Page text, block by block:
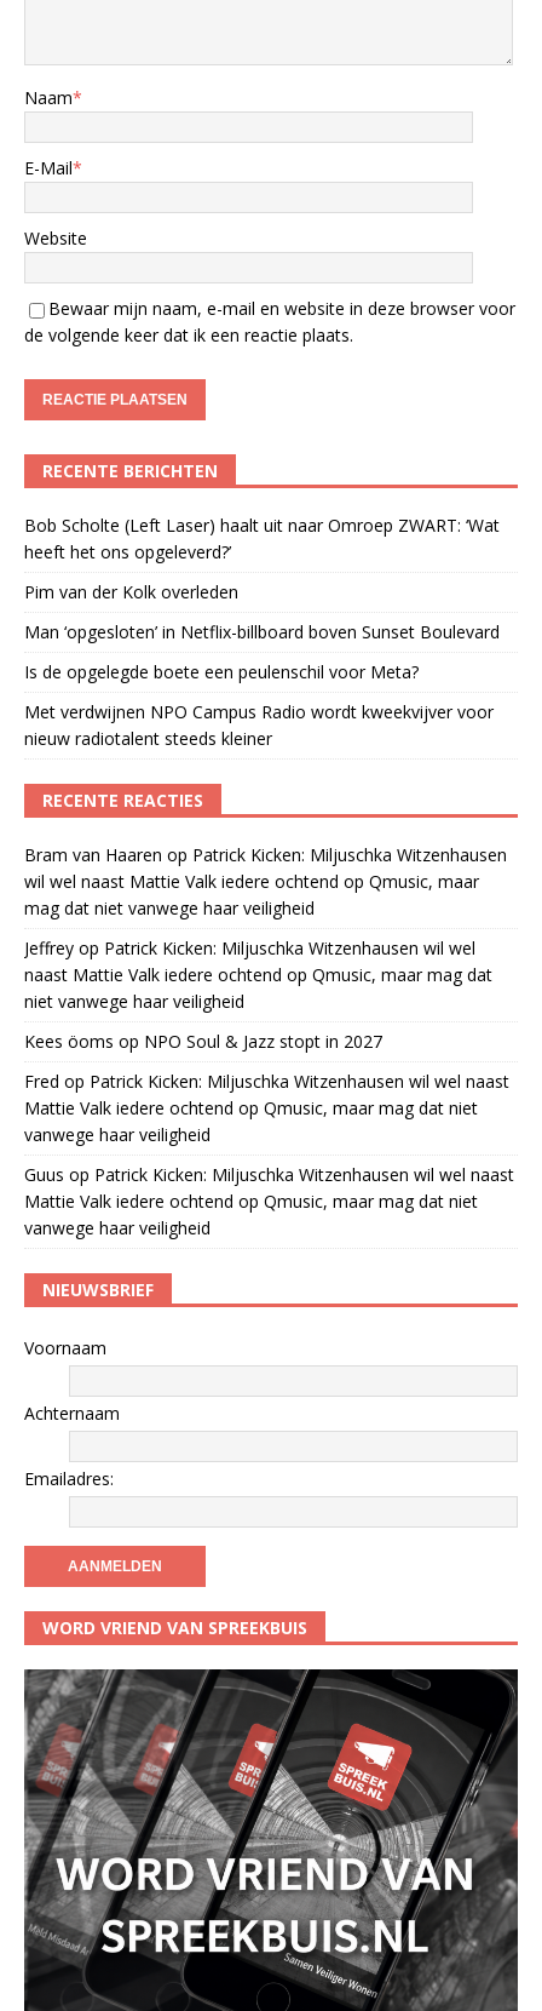
Naam*
E-Mail*
Website
Bewaar mijn naam, e-mail en website in deze browser voor
de volgende keer dat ik een reactie plaats.
RECENTE BERICHTEN
Bob Scholte (Left Laser) haalt uit naar Omroep ZWART: ‘Wat
heeft het ons opgeleverd?’
Pim van der Kolk overleden
Man ‘opgesloten’ in Netflix-billboard boven Sunset Boulevard
Is de opgelegde boete een peulenschil voor Meta?
Met verdwijnen NPO Campus Radio wordt kweekvijver voor
nieuw radiotalent steeds kleiner
RECENTE REACTIES
Bram van Haaren op Patrick Kicken: Miljuschka Witzenhausen
wil wel naast Mattie Valk iedere ochtend op Qmusic, maar
mag dat niet vanwege haar veiligheid
Jeffrey op Patrick Kicken: Miljuschka Witzenhausen wil wel
naast Mattie Valk iedere ochtend op Qmusic, maar mag dat
niet vanwege haar veiligheid
Kees öoms op NPO Soul & Jazz stopt in 2027
Fred op Patrick Kicken: Miljuschka Witzenhausen wil wel naast
Mattie Valk iedere ochtend op Qmusic, maar mag dat niet
vanwege haar veiligheid
Guus op Patrick Kicken: Miljuschka Witzenhausen wil wel naast
Mattie Valk iedere ochtend op Qmusic, maar mag dat niet
vanwege haar veiligheid
NIEUWSBRIEF
Voornaam
Achternaam
Emailadres:
WORD VRIEND VAN SPREEKBUIS